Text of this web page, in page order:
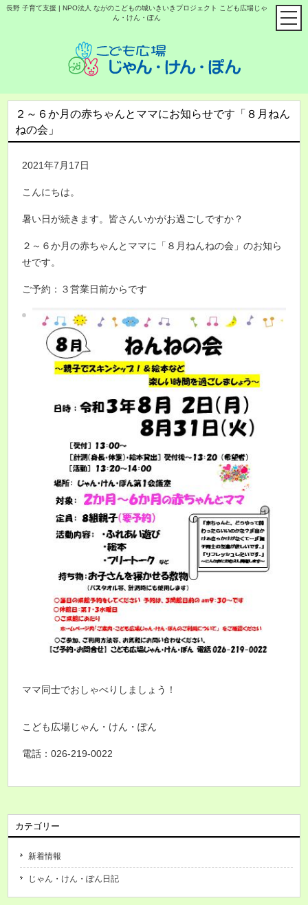
長野 子育て支援 | NPO法人 ながのこどもの城いきいきプロジェクト こども広場じゃ
ん・けん・ぽん
２～６か月の赤ちゃんとママにお知らせです「８月ねん
ねの会」
2021年7月17日
こんにちは。
暑い日が続きます。皆さんいかがお過ごしですか？
２～６か月の赤ちゃんとママに「８月ねんねの会」のお知ら
せです。
ご予約：３営業日前からです
ママ同士でおしゃべりしましょう！
こども広場じゃん・けん・ぽん
電話：026-219-0022
カテゴリー
新着情報
じゃん・けん・ぽん日記